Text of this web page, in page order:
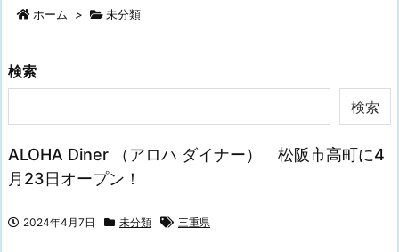
ホーム > 未分類
検索
検索
ALOHA Diner （アロハ ダイナー） 松阪市高町に4
月23日オープン！
2024年4月7日 未分類 三重県